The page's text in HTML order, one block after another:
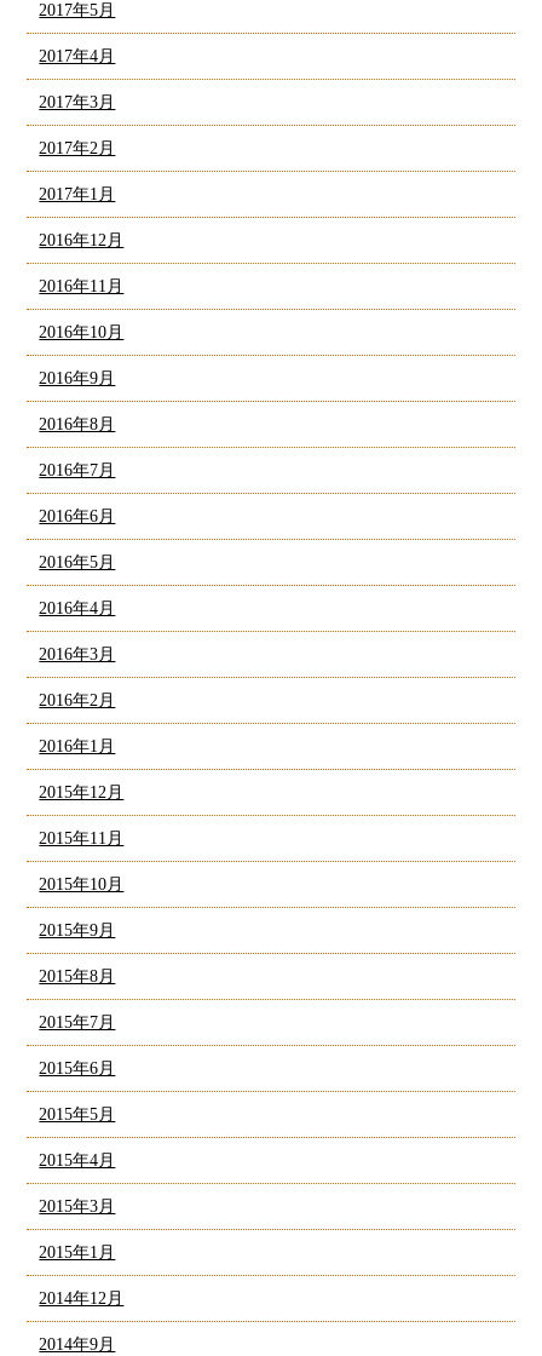
2017年5月
2017年4月
2017年3月
2017年2月
2017年1月
2016年12月
2016年11月
2016年10月
2016年9月
2016年8月
2016年7月
2016年6月
2016年5月
2016年4月
2016年3月
2016年2月
2016年1月
2015年12月
2015年11月
2015年10月
2015年9月
2015年8月
2015年7月
2015年6月
2015年5月
2015年4月
2015年3月
2015年1月
2014年12月
2014年9月